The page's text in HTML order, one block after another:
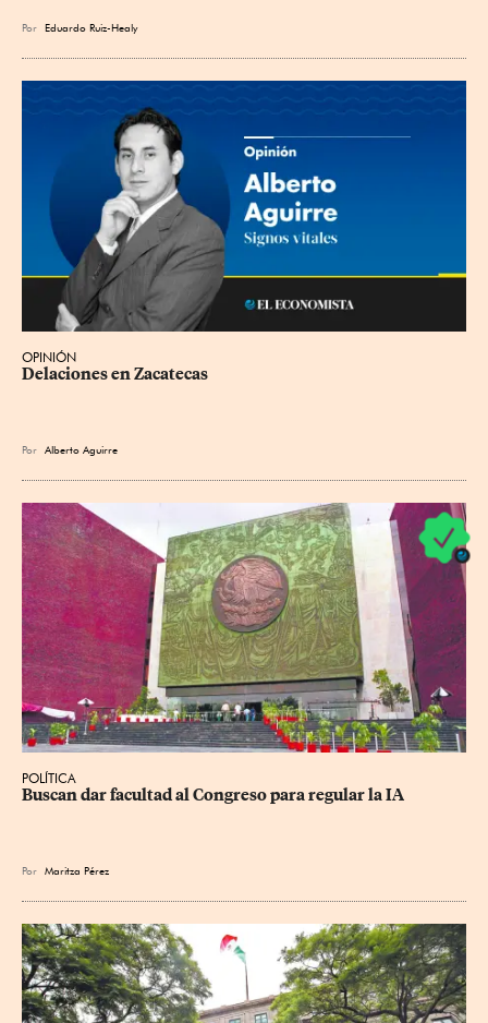
Por Eduardo Ruiz-Healy
OPINIÓN
Delaciones en Zacatecas
Por Alberto Aguirre
POLÍTICA
Buscan dar facultad al Congreso para regular la IA
Por Maritza Pérez